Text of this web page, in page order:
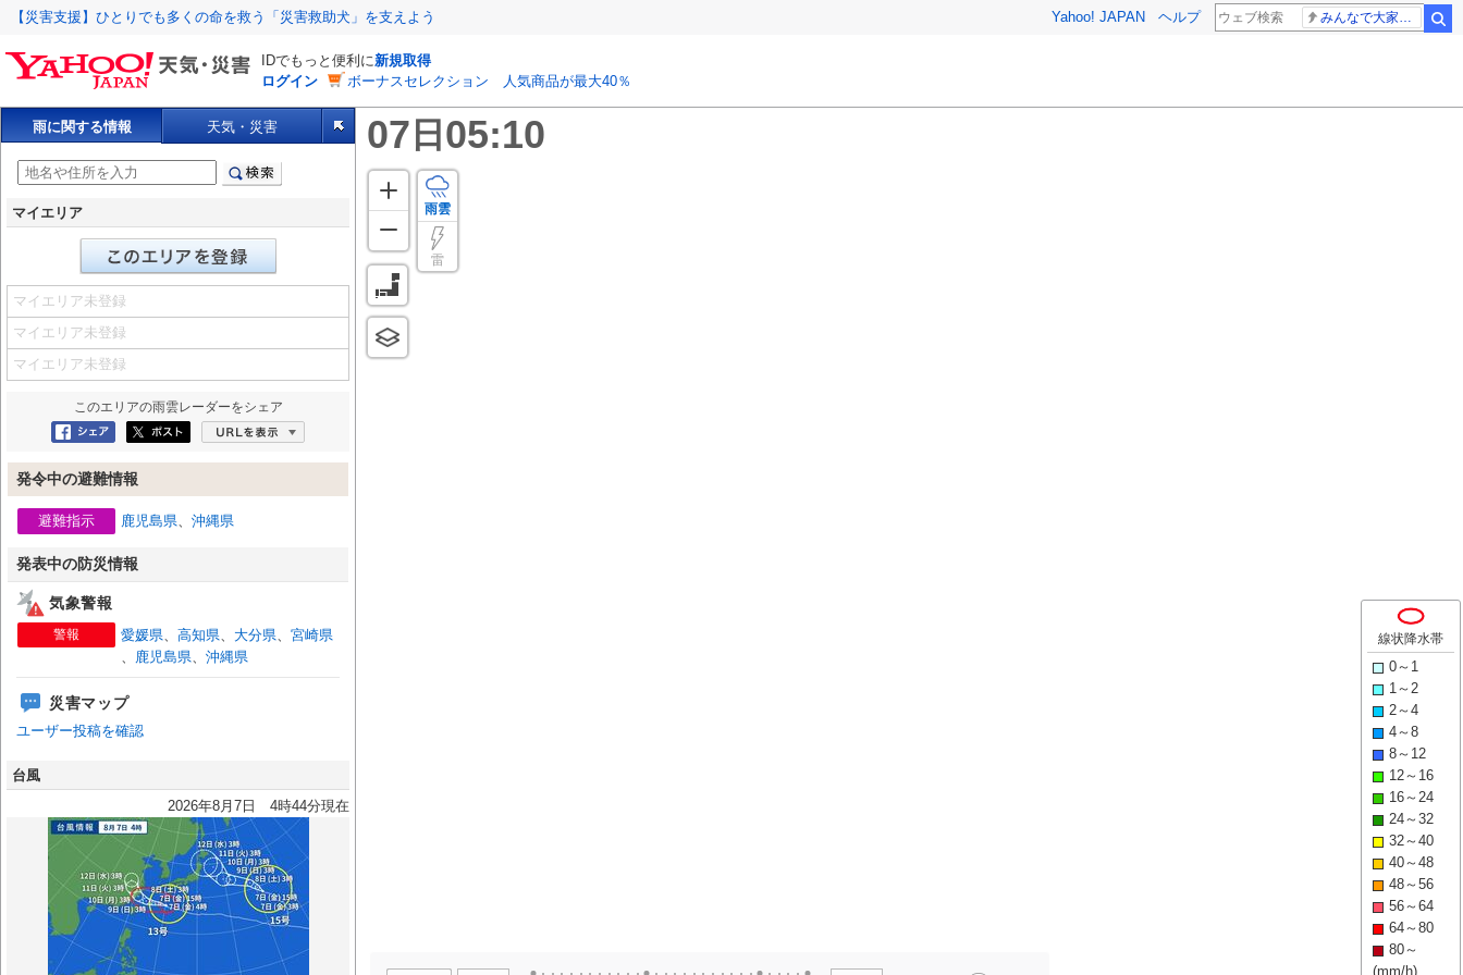
【災害支援】ひとりでも多くの命を救う「災害救助犬」を支えよう Yahoo! JAPAN ヘルプ みんなで大家さん 2881億円
IDでもっと便利に新規取得
ログイン
ボーナスセレクション 人気商品が最大40％
雨に関する情報 天気・災害
マイエリア
マイエリア未登録
マイエリア未登録
マイエリア未登録
このエリアの雨雲レーダーをシェア
Facebookにシェア
ポスト
発令中の避難情報
避難指示 鹿児島県、 沖縄県
発表中の防災情報
気象警報
警報 愛媛県、 高知県、 大分県、 宮崎県
、 鹿児島県、 沖縄県
災害マップ
ユーザー投稿を確認
台風
2026年8月7日 4時44分現在
雨雲
雷
07 日 05:10
線状降水帯
0～1
1～2
2～4
4～8
8～12
12～16
16～24
24～32
32～40
40～48
48～56
56～64
64～80
80～
(mm/h)